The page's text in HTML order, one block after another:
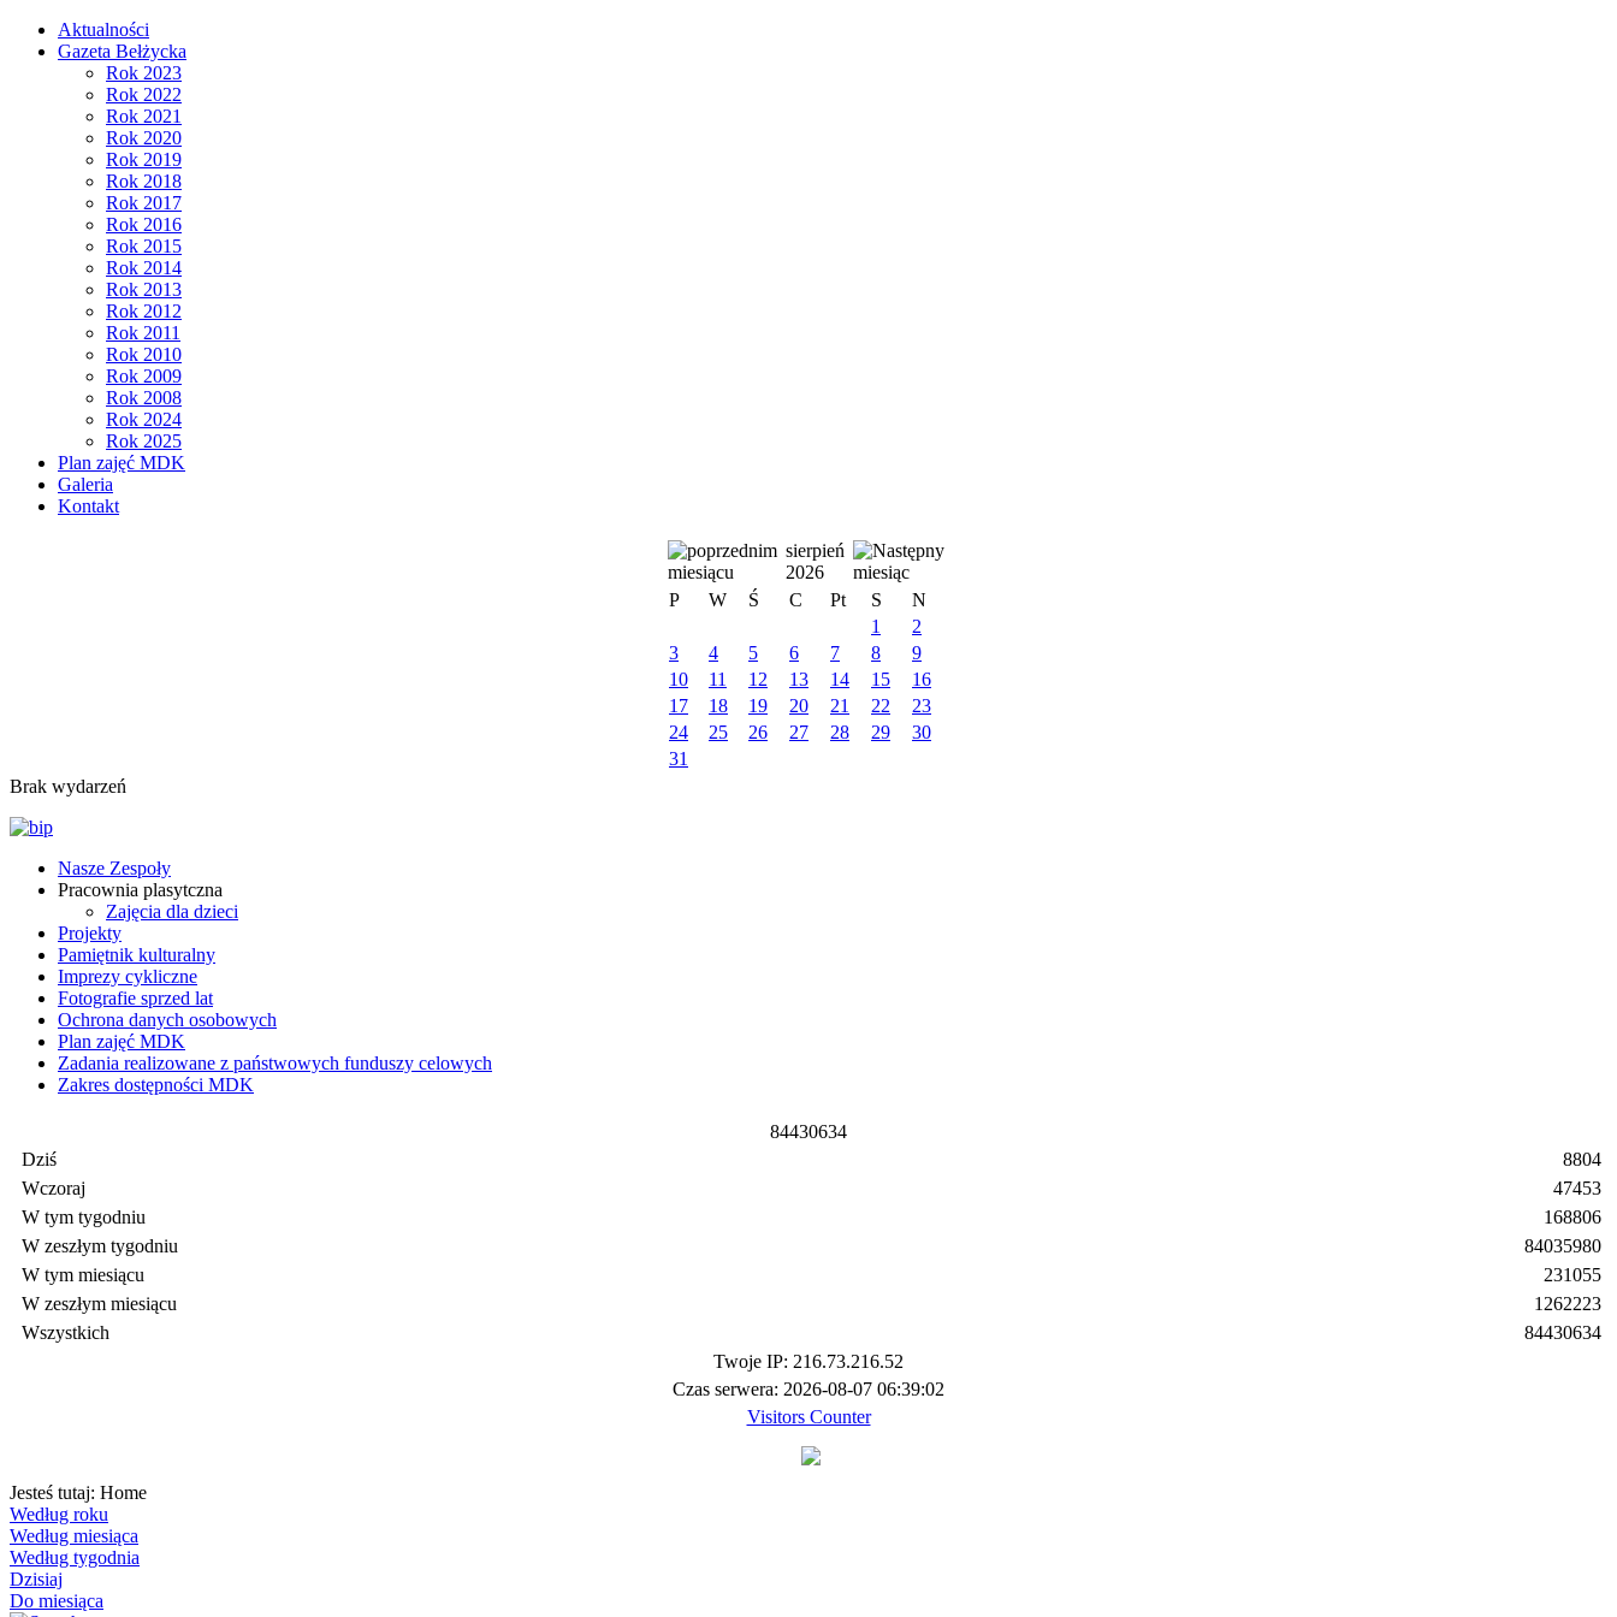
Aktualności
Gazeta Bełżycka
Rok 2023
Rok 2022
Rok 2021
Rok 2020
Rok 2019
Rok 2018
Rok 2017
Rok 2016
Rok 2015
Rok 2014
Rok 2013
Rok 2012
Rok 2011
Rok 2010
Rok 2009
Rok 2008
Rok 2024
Rok 2025
Plan zajęć MDK
Galeria
Kontakt
sierpień
2026
P
W Ś C Pt S
N
1
2
3
4 5 6 7 8
9
10
11 12 13 14 15
16
17
18 19 20 21 22
23
24
25 26 27 28 29
30
31
Brak wydarzeń
Nasze Zespoły
Pracownia plasytczna
Zajęcia dla dzieci
Projekty
Pamiętnik kulturalny
Imprezy cykliczne
Fotografie sprzed lat
Ochrona danych osobowych
Plan zajęć MDK
Zadania realizowane z państwowych funduszy celowych
Zakres dostępności MDK
84430634
Dziś
Wczoraj
W tym tygodniu
W zeszłym tygodniu
W tym miesiącu
W zeszłym miesiącu
Wszystkich
8804
47453
168806
84035980
231055
1262223
84430634
Twoje IP: 216.73.216.52
Czas serwera: 2026-08-07 06:39:02
Visitors Counter
Jesteś tutaj: Home
Według roku
Według miesiąca
Według tygodnia
Dzisiaj
Do miesiąca